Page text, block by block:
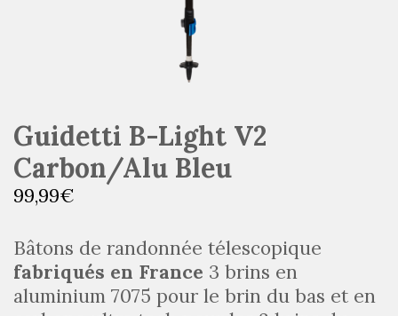
Guidetti B-Light V2
Carbon/Alu Bleu
99,99€
Bâtons de randonnée télescopique
fabriqués en France 3 brins en
aluminium 7075 pour le brin du bas et en